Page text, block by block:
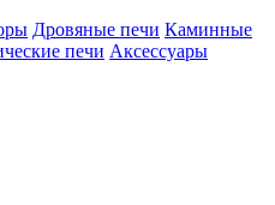
Дровяные печи Каминные
печи Аксессуары